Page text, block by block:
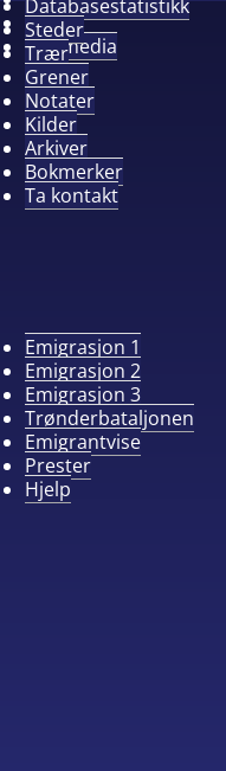
Album
Alle media
Databasestatistikk
Steder
Trær
Grener
Notater
Kilder
Arkiver
Bokmerker
Ta kontakt
Emigrasjon 1
Emigrasjon 2
Emigrasjon 3
Trønderbataljonen
Emigrantvise
Prester
Hjelp